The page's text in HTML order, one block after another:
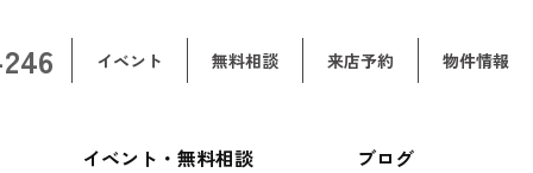
イベント 無料相談 来店予約 物件情報
イベント・無料相談 ブログ